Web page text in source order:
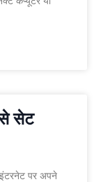
सेट
इंटरनेट पर अपने